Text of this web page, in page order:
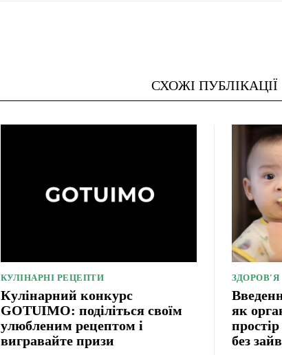
СХОЖІ ПУБЛІКАЦІЇ
КУЛІНАРНІ РЕЦЕПТИ
Кулінарний конкурс
GOTUIMO: поділіться своїм
улюбленим рецептом і
вигравайте призи
ЗДОРОВ'Я
як
без